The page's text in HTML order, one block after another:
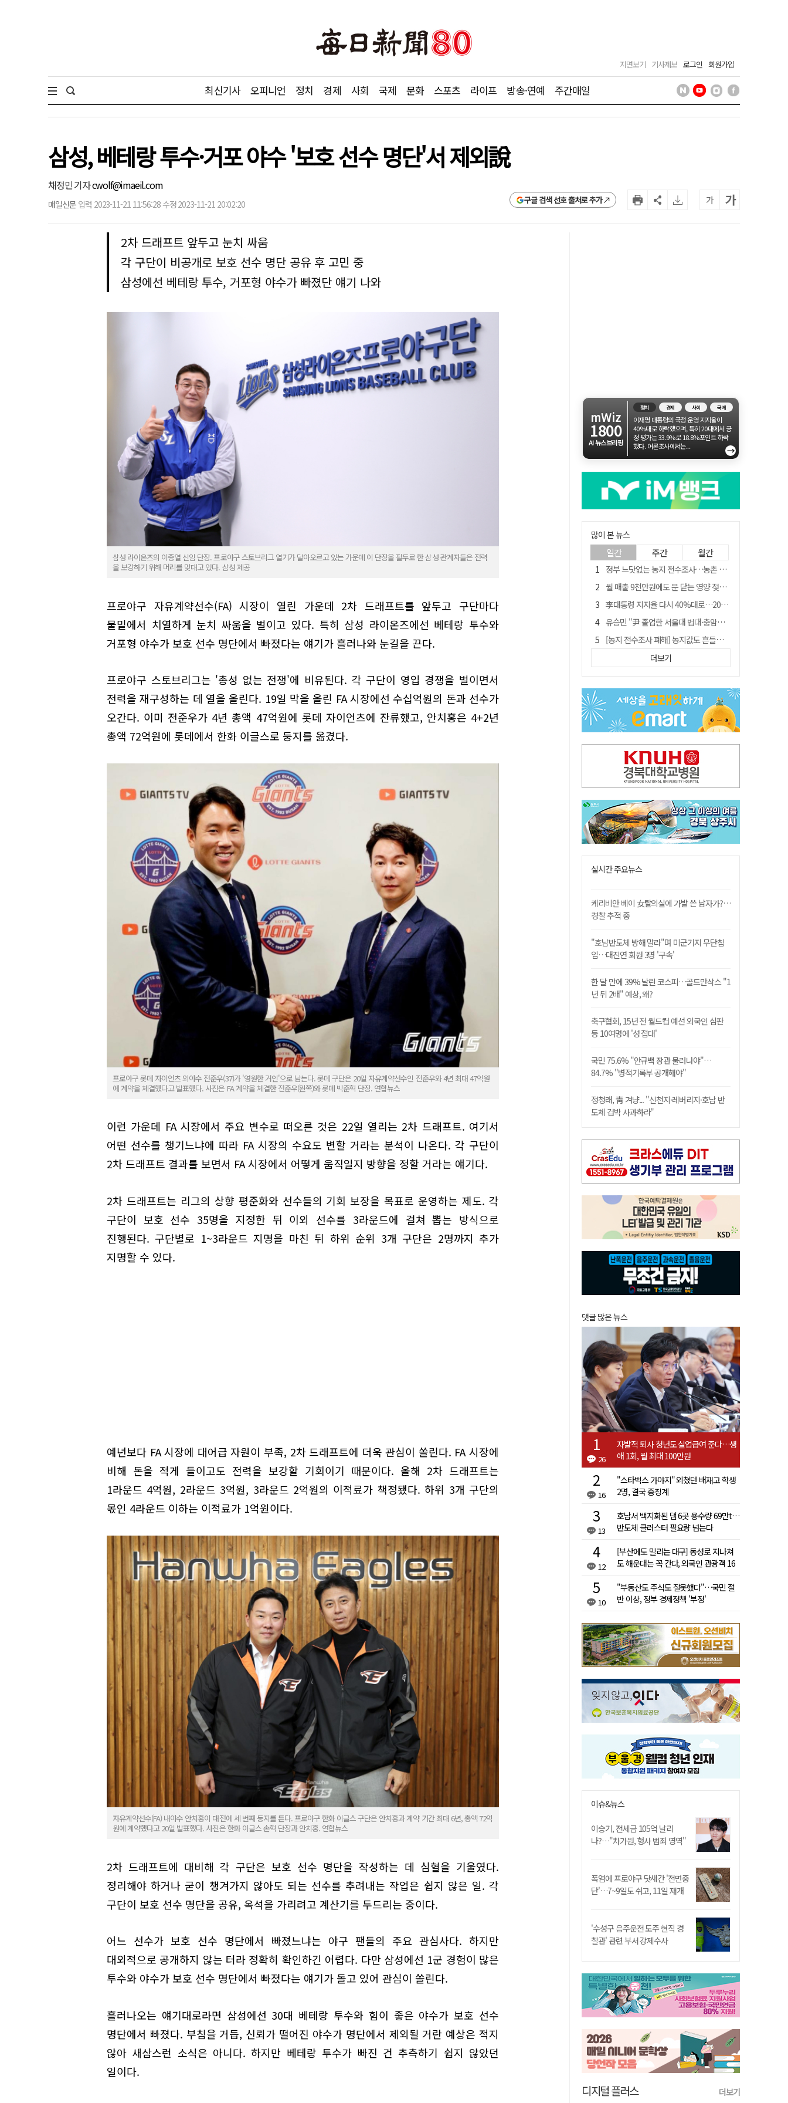
지면보기 기사제보 로그인 회원가입
최신기사 오피니언 정치 경제 사회 국제 문화 스포츠 라이프 방송·연예 주간매일
삼성, 베테랑 투수·거포 야수 '보호 선수 명단'서 제외說
채정민 기자cwolf@imaeil.com
매일신문 입력 2023-11-21 11:56:28 수정 2023-11-21 20:02:20 구글 검색 선호 출처로 추가 가 가
2차 드래프트 앞두고 눈치 싸움
각 구단이 비공개로 보호 선수 명단 공유 후 고민 중
삼성에선 베테랑 투수, 거포형 야수가 빠졌단 얘기 나와
삼성 라이온즈의 이종열 신임 단장. 프로야구 스토브리그 열기가 달아오르고 있는 가운데 이 단장을 필두로 한 삼성 관계자들은 전력
을 보강하기 위해 머리를 맞대고 있다. 삼성 제공
프로야구 자유계약선수(FA) 시장이 열린 가운데 2차 드래프트를 앞두고 구단마다
물밑에서 치열하게 눈치 싸움을 벌이고 있다. 특히 삼성 라이온즈에선 베테랑 투수와
거포형 야수가 보호 선수 명단에서 빠졌다는 얘기가 흘러나와 눈길을 끈다.
프로야구 스토브리그는 '총성 없는 전쟁'에 비유된다. 각 구단이 영입 경쟁을 벌이면서
전력을 재구성하는 데 열을 올린다. 19일 막을 올린 FA 시장에선 수십억원의 돈과 선수가
오간다. 이미 전준우가 4년 총액 47억원에 롯데 자이언츠에 잔류했고, 안치홍은 4+2년
총액 72억원에 롯데에서 한화 이글스로 둥지를 옮겼다.
프로야구 롯데 자이언츠 외야수 전준우(37)가 '영원한 거인'으로 남는다. 롯데 구단은 20일 자유계약선수인 전준우와 4년 최대 47억원
에 계약을 체결했다고 발표했다. 사진은 FA 계약을 체결한 전준우(왼쪽)와 롯데 박준혁 단장. 연합뉴스
이런 가운데 FA 시장에서 주요 변수로 떠오른 것은 22일 열리는 2차 드래프트. 여기서
어떤 선수를 챙기느냐에 따라 FA 시장의 수요도 변할 거라는 분석이 나온다. 각 구단이
2차 드래프트 결과를 보면서 FA 시장에서 어떻게 움직일지 방향을 정할 거라는 얘기다.
2차 드래프트는 리그의 상향 평준화와 선수들의 기회 보장을 목표로 운영하는 제도. 각
구단이 보호 선수 35명을 지정한 뒤 이외 선수를 3라운드에 걸쳐 뽑는 방식으로
진행된다. 구단별로 1~3라운드 지명을 마친 뒤 하위 순위 3개 구단은 2명까지 추가
지명할 수 있다.
예년보다 FA 시장에 대어급 자원이 부족, 2차 드래프트에 더욱 관심이 쏠린다. FA 시장에
비해 돈을 적게 들이고도 전력을 보강할 기회이기 때문이다. 올해 2차 드래프트는
1라운드 4억원, 2라운드 3억원, 3라운드 2억원의 이적료가 책정됐다. 하위 3개 구단의
몫인 4라운드 이하는 이적료가 1억원이다.
자유계약선수(FA) 내야수 안치홍이 대전에 세 번째 둥지를 튼다. 프로야구 한화 이글스 구단은 안치홍과 계약 기간 최대 6년, 총액 72억
원에 계약했다고 20일 발표했다. 사진은 한화 이글스 손혁 단장과 안치홍. 연합뉴스
2차 드래프트에 대비해 각 구단은 보호 선수 명단을 작성하는 데 심혈을 기울였다.
정리해야 하거나 굳이 챙겨가지 않아도 되는 선수를 추려내는 작업은 쉽지 않은 일. 각
구단이 보호 선수 명단을 공유, 옥석을 가리려고 계산기를 두드리는 중이다.
어느 선수가 보호 선수 명단에서 빠졌느냐는 야구 팬들의 주요 관심사다. 하지만
대외적으로 공개하지 않는 터라 정확히 확인하긴 어렵다. 다만 삼성에선 1군 경험이 많은
투수와 야수가 보호 선수 명단에서 빠졌다는 얘기가 돌고 있어 관심이 쏠린다.
흘러나오는 얘기대로라면 삼성에선 30대 베테랑 투수와 힘이 좋은 야수가 보호 선수
명단에서 빠졌다. 부침을 거듭, 신뢰가 떨어진 야수가 명단에서 제외될 거란 예상은 적지
않아 새삼스런 소식은 아니다. 하지만 베테랑 투수가 빠진 건 추측하기 쉽지 않았던
일이다.
mWiz
1800
AI 뉴스브리핑
정치 경제 사회 국제
이재명 대통령의 국정 운영 지지율이
40%대로 하락했으며, 특히 20대에서 긍
정 평가는 33.9%로 18.8%포인트 하락
했다. 여론조사에서는...
→
많이 본 뉴스
일간 주간 월간
정부 느닷없는 농지 전수조사…농촌 들쑤시는 '경자유전'의 칼날
월 매출 9천만원에도 문 닫는 영양 젖소농장… "일할 사람이 없어"
李대통령 지지율 다시 40%대로…20대는 18.8%p 급락
유승민 "尹 졸업한 서울대 법대·충암고도 없애야"…李 육사 통합 직격
[농지 전수조사 폐해] 농지값도 흔들리나…"도지 막히면 헐값 매물 나올 수도"
지역활성화 펀드 9호…포항 AI 데이터센터에 6천억 투입
경북 영천시, 9월부터 11월까지 반값 여행 혜택 제공
[농지 전수조사 폐해] '쌀 받고 논 내 준' 도지농 이제 어쩌나?
아쉬운 태클
더보기
실시간 주요뉴스
케리비안 베이 女탈의실에 가발 쓴 남자가?…
경찰 추적 중
"호남반도체 방해 말라"며 미군기지 무단침
입…대진연 회원 3명 '구속'
한 달 만에 39% 날린 코스피…골드만삭스 "1
년 뒤 2배" 예상, 왜?
축구협회, 15년 전 월드컵 예선 외국인 심판
등 10여명에 '성 접대'
국민 75.6% "안규백 장관 물러나야"…
84.7% "병적기록부 공개해야"
정청래, 靑 겨냥... "신천지·레버리지·호남 반
도체 겁박 사과하라"
댓글 많은 뉴스
26
자발적 퇴사 청년도 실업급여 준다…생
애 1회, 월 최대 100만원
16
"스타벅스 가야지" 외쳤던 배재고 학생
2명, 결국 중징계
13
호남서 백지화된 댐 6곳 용수량 69만t…
반도체 클러스터 필요량 넘는다
12
[부산에도 밀리는 대구] 동성로 지나쳐
도 해운대는 꼭 간다, 외국인 관광객 16
10
"부동산도 주식도 잘못했다"…국민 절
반 이상, 정부 경제정책 '부정'
이슈&뉴스
이승기, 전세금 105억 날리
나?…"차가원, 형사 범죄 영역"
폭염에 프로야구 닷새간 '전면중
단'…7~9일도 쉬고, 11일 재개
'수성구 음주운전 도주 현직 경
찰관' 관련 부서 강제수사
디지털 플러스 더보기